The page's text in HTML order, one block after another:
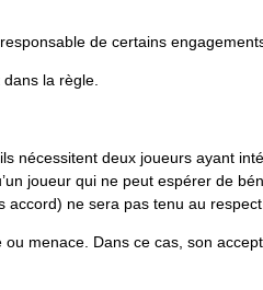
de certains engagements
la règle.
nécessitent deux joueurs ayant
joueur qui ne peut espérer de
accord) ne sera pas tenu au respect.
menace. Dans ce cas, son